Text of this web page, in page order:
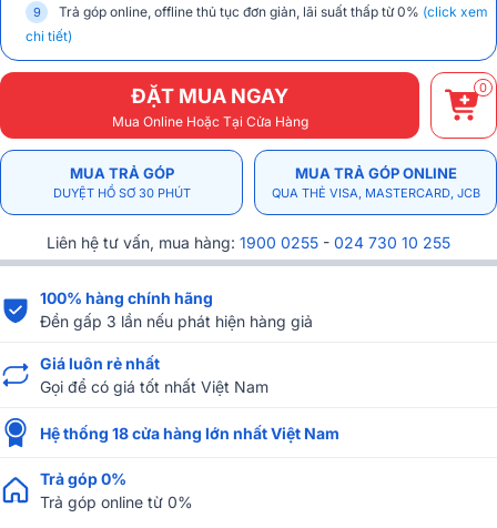
Trả góp online, offline thủ tục đơn giản, lãi suất thấp từ 0% (click xem
chi tiết)
ĐẶT MUA NGAY
Mua Online Hoặc Tại Cửa Hàng
0
MUA TRẢ GÓP
DUYỆT HỒ SƠ 30 PHÚT
MUA TRẢ GÓP ONLINE
QUA THẺ VISA, MASTERCARD, JCB
Liên hệ tư vấn, mua hàng: 1900 0255 - 024 730 10 255
100% hàng chính hãng
Đền gấp 3 lần nếu phát hiện hàng giả
Giá luôn rẻ nhất
Gọi để có giá tốt nhất Việt Nam
Hệ thống 18 cửa hàng lớn nhất Việt Nam
Trả góp 0%
Trả góp online từ 0%